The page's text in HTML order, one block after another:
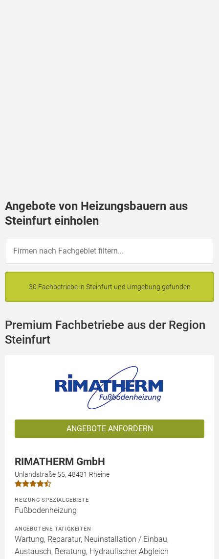
Angebote von Heizungsbauern aus
Steinfurt einholen
30 Fachbetriebe in Steinfurt und Umgebung gefunden
Premium Fachbetriebe aus der Region
Steinfurt
ANGEBOTE ANFORDERN
RIMATHERM GmbH
Unlandstraße 55, 48431 Rheine
HEIZUNG SPEZIALGEBIETE
Fußbodenheizung
ANGEBOTENE TÄTIGKEITEN
Wartung, Reparatur, Neuinstallation / Einbau,
Austausch, Beratung, Hydraulischer Abgleich